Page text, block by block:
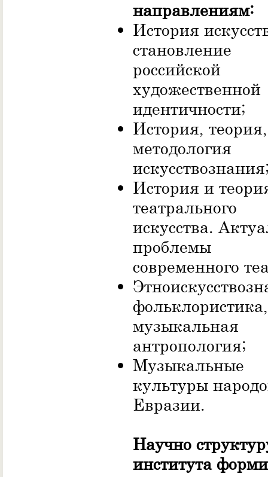
направлениям:
История
становление
российской
художественной
идентичности;
История, теория,
методология
История и
театрального
искусства.
проблемы
современного
фольклористика,
музыкальная
антропология;
Музыкальные
культуры
Евразии.
Научно
института